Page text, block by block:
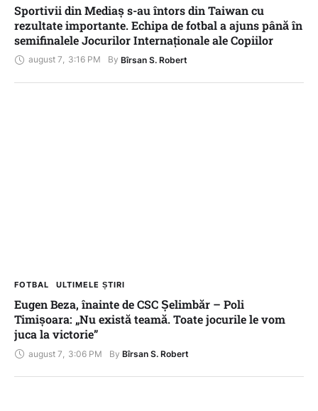
Sportivii din Mediaș s-au întors din Taiwan cu
rezultate importante. Echipa de fotbal a ajuns până în
semifinalele Jocurilor Internaționale ale Copiilor
august 7, 3:16 PM By Bîrsan S. Robert
FOTBAL ULTIMELE ȘTIRI
Eugen Beza, înainte de CSC Șelimbăr – Poli
Timișoara: „Nu există teamă. Toate jocurile le vom
juca la victorie”
august 7 3:06 PM By Bîrsan S. Robert